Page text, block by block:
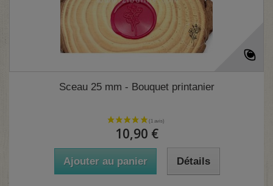
Sceau 25 mm - Bouquet printanier
10,90 €
Ajouter au panier Détails